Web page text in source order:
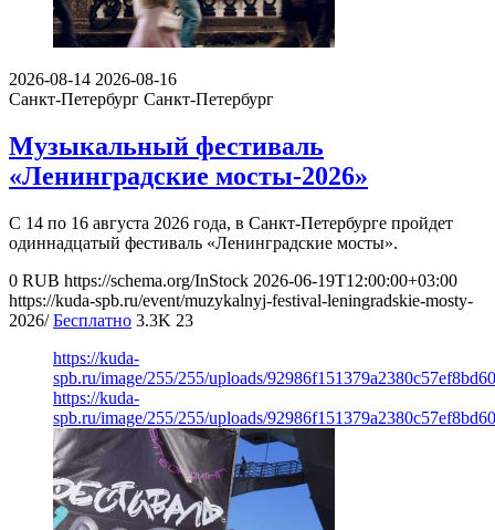
2026-08-14 2026-08-16
Санкт-Петербург Санкт-Петербург
Музыкальный фестиваль
«Ленинградские мосты-2026»
С 14 по 16 августа 2026 года, в Санкт-Петербурге пройдет
одиннадцатый фестиваль «Ленинградские мосты».
0 RUB https://schema.org/InStock 2026-06-19T12:00:00+03:00
https://kuda-spb.ru/event/muzykalnyj-festival-leningradskie-mosty-
2026/ Бесплатно 3.3K 23
https://kuda-
spb.ru/image/255/255/uploads/
https://kuda-
spb.ru/image/255/255/uploads/